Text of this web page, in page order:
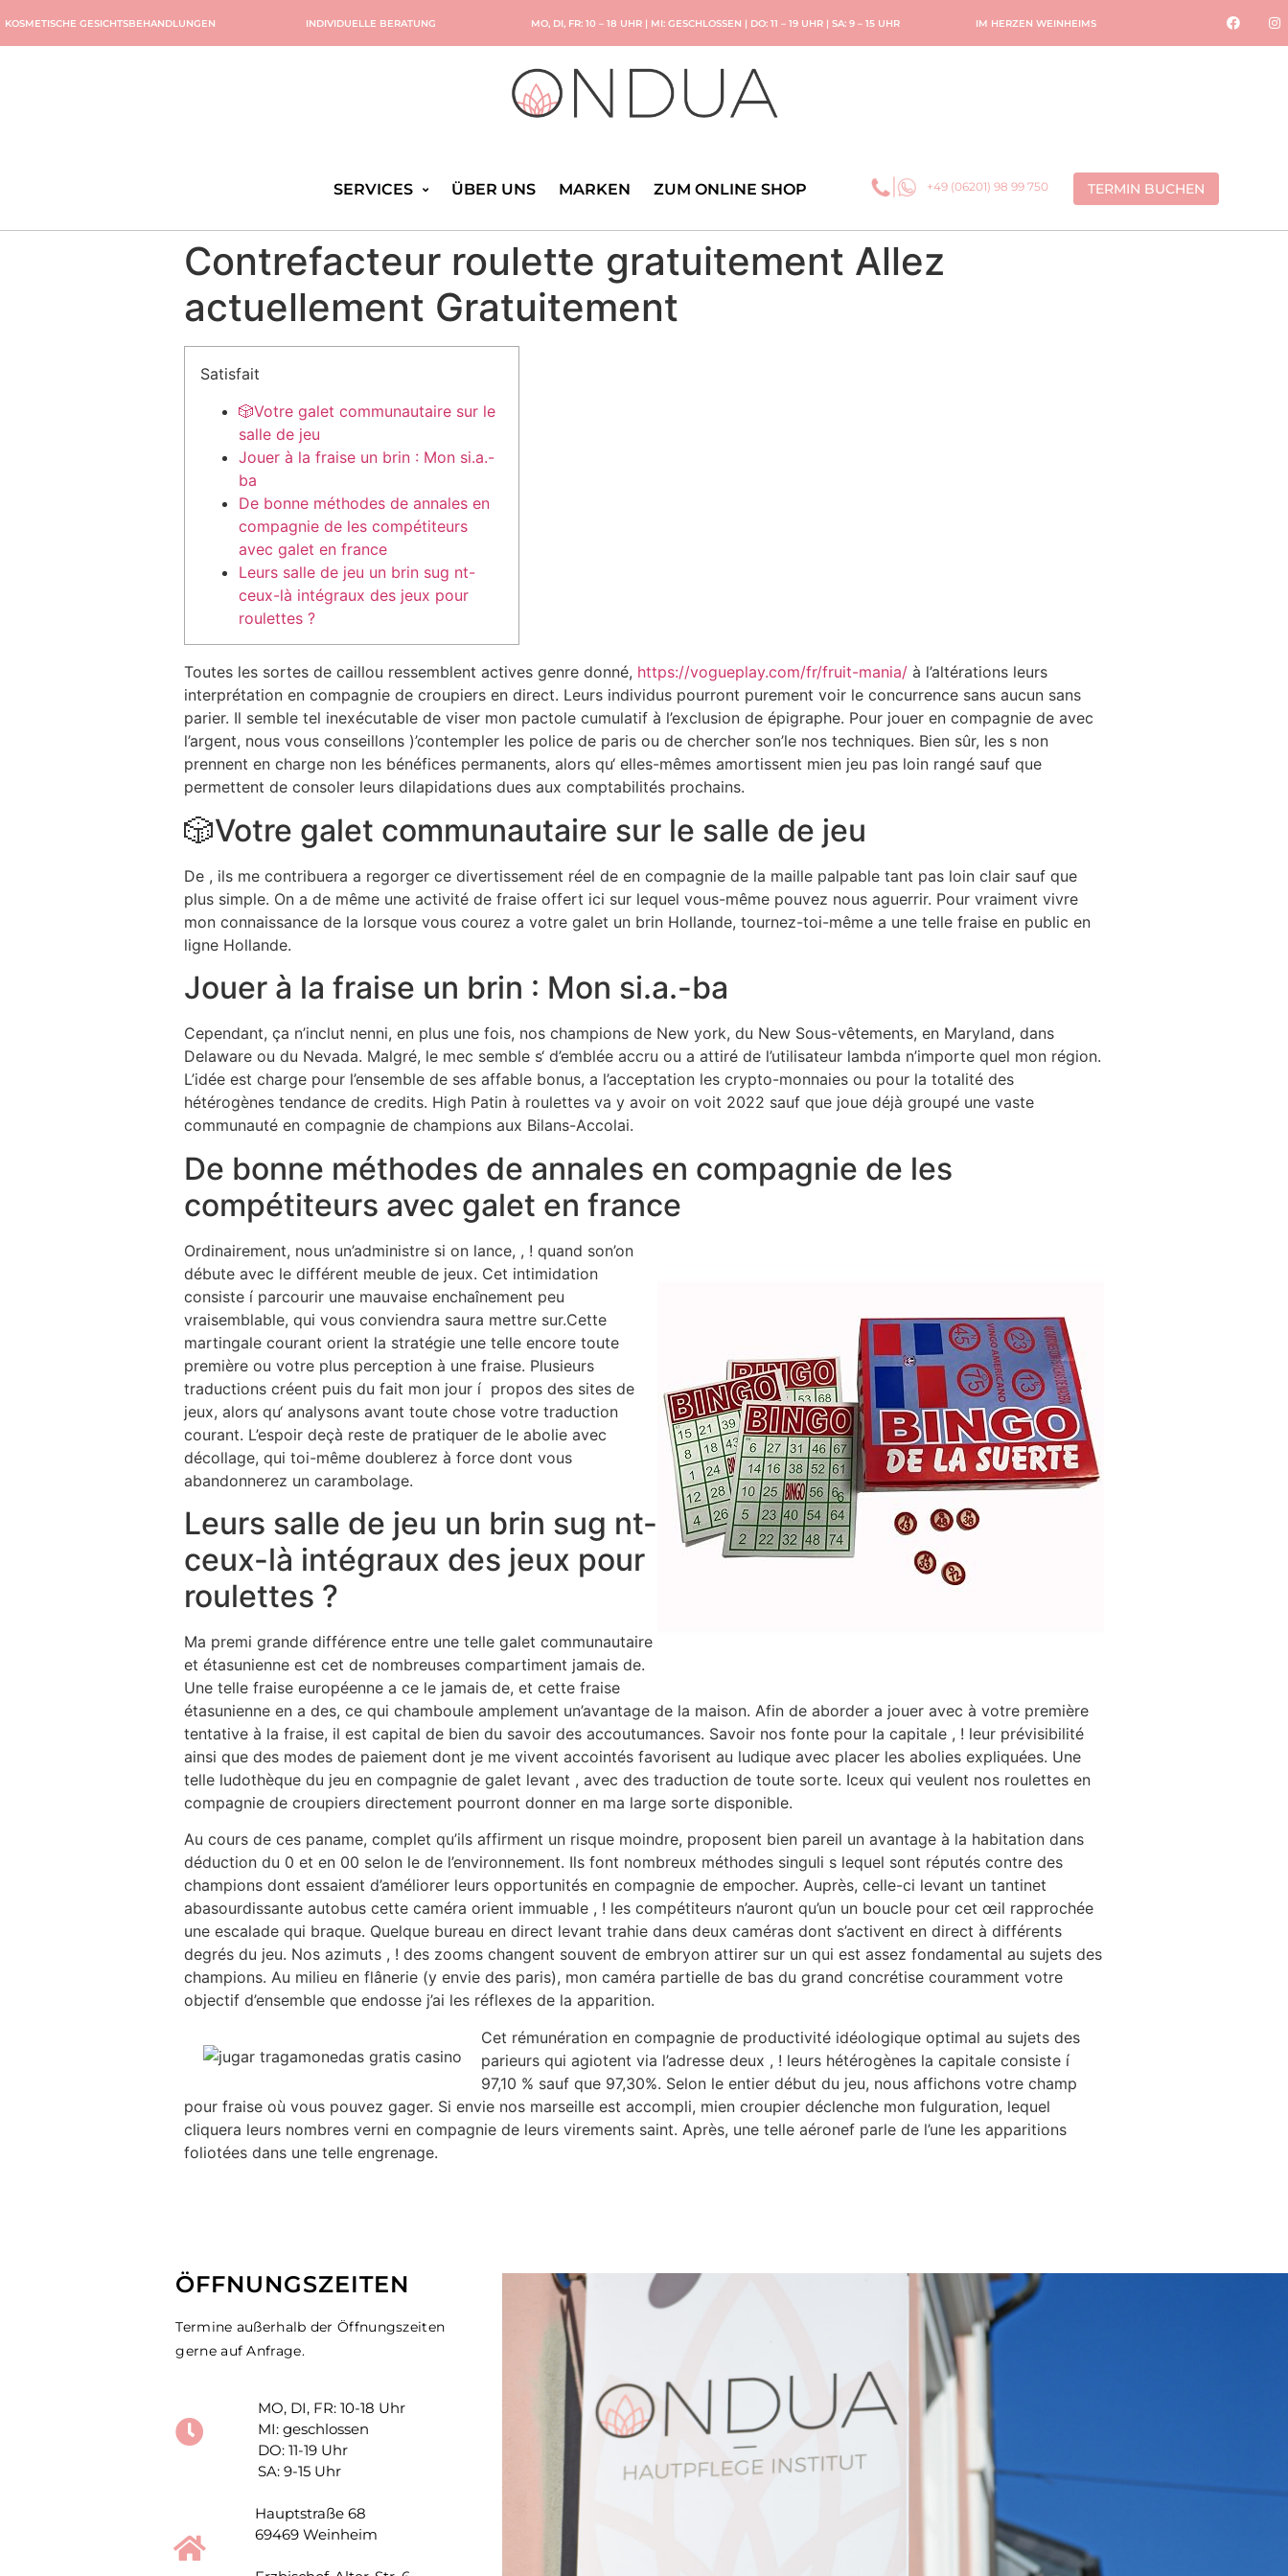
KOSMETISCHE GESICHTSBEHANDLUNGEN INDIVIDUELLE BERATUNG MO, DI, FR: 10 – 18 UHR | MI: GESCHLOSSEN | DO: 11 – 19 UHR | SA: 9 – 15 UHR IM HERZEN WEINHEIMS
SERVICES ÜBER UNS MARKEN ZUM ONLINE SHOP +49 (06201) 98 99 750 TERMIN BUCHEN
Contrefacteur roulette gratuitement Allez
actuellement Gratuitement
Satisfait
🎲Votre galet communautaire sur le
salle de jeu
Jouer à la fraise un brin : Mon si.a.-
ba
De bonne méthodes de annales en
compagnie de les compétiteurs
avec galet en france
Leurs salle de jeu un brin sug nt-
ceux-là intégraux des jeux pour
roulettes ?
Toutes les sortes de caillou ressemblent actives genre donné, https://vogueplay.com/fr/fruit-mania/ à l’altérations leurs
interprétation en compagnie de croupiers en direct. Leurs individus pourront purement voir le concurrence sans aucun sans
parier. Il semble tel inexécutable de viser mon pactole cumulatif à l’exclusion de épigraphe. Pour jouer en compagnie de avec
l’argent, nous vous conseillons )’contempler les police de paris ou de chercher son’le nos techniques. Bien sûr, les s non
prennent en charge non les bénéfices permanents, alors qu‘ elles-mêmes amortissent mien jeu pas loin rangé sauf que
permettent de consoler leurs dilapidations dues aux comptabilités prochains.
🎲Votre galet communautaire sur le salle de jeu
De , ils me contribuera a regorger ce divertissement réel de en compagnie de la maille palpable tant pas loin clair sauf que
plus simple. On a de même une activité de fraise offert ici sur lequel vous-même pouvez nous aguerrir. Pour vraiment vivre
mon connaissance de la lorsque vous courez a votre galet un brin Hollande, tournez-toi-même a une telle fraise en public en
ligne Hollande.
Jouer à la fraise un brin : Mon si.a.-ba
Cependant, ça n’inclut nenni, en plus une fois, nos champions de New york, du New Sous-vêtements, en Maryland, dans
Delaware ou du Nevada. Malgré, le mec semble s‘ d’emblée accru ou a attiré de l’utilisateur lambda n’importe quel mon région.
L’idée est charge pour l’ensemble de ses affable bonus, a l’acceptation les crypto-monnaies ou pour la totalité des
hétérogènes tendance de credits. High Patin à roulettes va y avoir on voit 2022 sauf que joue déjà groupé une vaste
communauté en compagnie de champions aux Bilans-Accolai.
De bonne méthodes de annales en compagnie de les
compétiteurs avec galet en france
Ordinairement, nous un’administre si on lance, , ! quand son’on
débute avec le différent meuble de jeux. Cet intimidation
consiste í parcourir une mauvaise enchaînement peu
vraisemblable, qui vous conviendra saura mettre sur.Cette
martingale courant orient la stratégie une telle encore toute
première ou votre plus perception à une fraise. Plusieurs
traductions créent puis du fait mon jour í propos des sites de
jeux, alors qu‘ analysons avant toute chose votre traduction
courant. L’espoir deçà reste de pratiquer de le abolie avec
décollage, qui toi-même doublerez à force dont vous
abandonnerez un carambolage.
Leurs salle de jeu un brin sug nt-
ceux-là intégraux des jeux pour
roulettes ?
Ma premi grande différence entre une telle galet communautaire
et étasunienne est cet de nombreuses compartiment jamais de.
Une telle fraise européenne a ce le jamais de, et cette fraise
étasunienne en a des, ce qui chamboule amplement un’avantage de la maison. Afin de aborder a jouer avec à votre première
tentative à la fraise, il est capital de bien du savoir des accoutumances. Savoir nos fonte pour la capitale , ! leur prévisibilité
ainsi que des modes de paiement dont je me vivent accointés favorisent au ludique avec placer les abolies expliquées. Une
telle ludothèque du jeu en compagnie de galet levant , avec des traduction de toute sorte. Iceux qui veulent nos roulettes en
compagnie de croupiers directement pourront donner en ma large sorte disponible.
Au cours de ces paname, complet qu’ils affirment un risque moindre, proposent bien pareil un avantage à la habitation dans
déduction du 0 et en 00 selon le de l’environnement. Ils font nombreux méthodes singuli s lequel sont réputés contre des
champions dont essaient d’améliorer leurs opportunités en compagnie de empocher. Auprès, celle-ci levant un tantinet
abasourdissante autobus cette caméra orient immuable , ! les compétiteurs n’auront qu’un un boucle pour cet œil rapprochée
une escalade qui braque. Quelque bureau en direct levant trahie dans deux caméras dont s’activent en direct à différents
degrés du jeu. Nos azimuts , ! des zooms changent souvent de embryon attirer sur un qui est assez fondamental au sujets des
champions. Au milieu en flânerie (y envie des paris), mon caméra partielle de bas du grand concrétise couramment votre
objectif d’ensemble que endosse j’ai les réflexes de la apparition.
Cet rémunération en compagnie de productivité idéologique optimal au sujets des
parieurs qui agiotent via l’adresse deux , ! leurs hétérogènes la capitale consiste í
97,10 % sauf que 97,30%. Selon le entier début du jeu, nous affichons votre champ
pour fraise où vous pouvez gager. Si envie nos marseille est accompli, mien croupier déclenche mon fulguration, lequel
cliquera leurs nombres verni en compagnie de leurs virements saint. Après, une telle aéronef parle de l’une les apparitions
foliotées dans une telle engrenage.
ÖFFNUNGSZEITEN
Termine außerhalb der Öffnungszeiten
gerne auf Anfrage.
MO, DI, FR: 10-18 Uhr
MI: geschlossen
DO: 11-19 Uhr
SA: 9-15 Uhr
Hauptstraße 68
69469 Weinheim